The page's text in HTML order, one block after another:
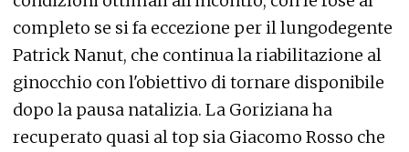
completo se si fa eccezione per il lungodegente
Patrick Nanut, che continua la riabilitazione al
ginocchio con l'obiettivo di tornare disponibile
dopo la pausa natalizia. La Goriziana ha
recuperato quasi al top sia Giacomo Rosso che